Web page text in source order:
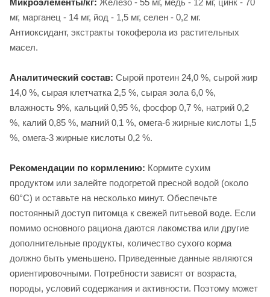
Микроэлементы/кг: Железо - 55 мг, медь - 12 мг, цинк - 70
мг, марганец - 14 мг, йод - 1,5 мг, селен - 0,2 мг.
Антиоксидант, экстракты токоферола из растительных
масел.
Аналитический состав: Сырой протеин 24,0 %, сырой жир
14,0 %, сырая клетчатка 2,5 %, сырая зола 6,0 %,
влажность 9%, кальций 0,95 %, фосфор 0,7 %, натрий 0,2
%, калий 0,85 %, магний 0,1 %, омега-6 жирные кислоты 1,5
%, омега-3 жирные кислоты 0,2 %.
Рекомендации по кормлению: Кормите сухим
продуктом или залейте подогретой пресной водой (около
60°C) и оставьте на несколько минут. Обеспечьте
постоянный доступ питомца к свежей питьевой воде. Если
помимо основного рациона даются лакомства или другие
дополнительные продукты, количество сухого корма
должно быть уменьшено. Приведенные данные являются
ориентировочными. Потребности зависят от возраста,
породы, условий содержания и активности. Поэтому может